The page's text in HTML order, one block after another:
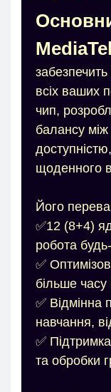
всіх ваших
чип,
балансу
щоденного
Його
✅12 (8+4)
робота
✅
більше часу
✅ Відмінна
навчання,
✅
та обробки